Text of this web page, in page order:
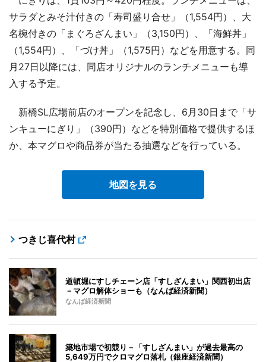
サラダとみそ汁付きの「寿司盛り合せ」（1,554円）、大
名椀付きの「まぐろざんまい」（3,150円）、「海鮮丼」
（1,554円）、「づけ丼」（1,575円）などを用意する。同
月27日以降には、同店オリジナルのランチメニューも導
入する予定。
新橋SL広場前店のオープンを記念し、6月30日まで「サ
ンキューにぎり」（390円）などを特別価格で提供するほ
か、本マグロや商品券が当たる抽選などを行っている。
地図を見る
つきじ喜代村
道頓堀にすしチェーン店「すしざんまい」関西初出店
－マグロ解体ショーも（なんば経済新聞）
なんば経済新聞
築地市場で初競り－「すしざんまい」が過去最高の
5,649万円でクロマグロ落札（銀座経済新聞）